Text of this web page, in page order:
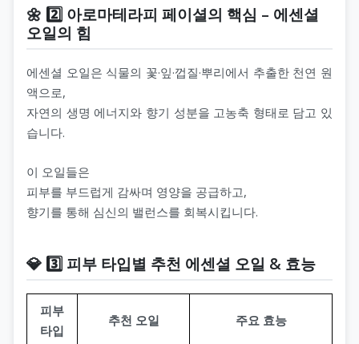
🌼 2️⃣ 아로마테라피 페이셜의 핵심 – 에센셜
오일의 힘
에센셜 오일은 식물의 꽃·잎·껍질·뿌리에서 추출한 천연 원
액으로,
자연의 생명 에너지와 향기 성분을 고농축 형태로 담고 있
습니다.
이 오일들은
피부를 부드럽게 감싸며 영양을 공급하고,
향기를 통해 심신의 밸런스를 회복시킵니다.
💎 3️⃣ 피부 타입별 추천 에센셜 오일 & 효능
피부
타입
추천 오일 주요 효능